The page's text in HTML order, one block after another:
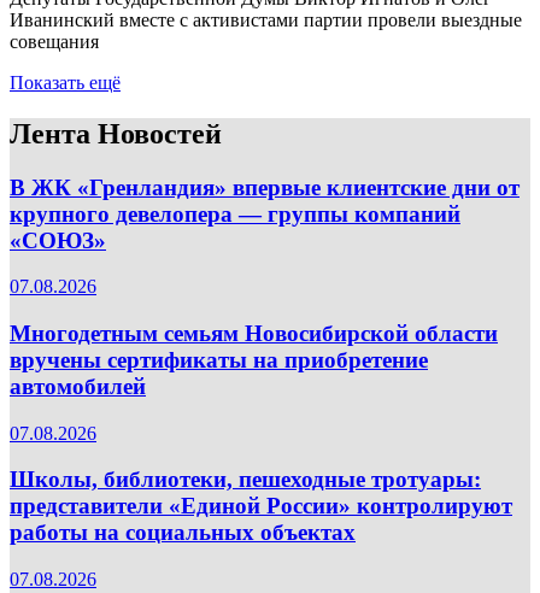
Иванинский вместе с активистами партии провели выездные
совещания
Показать ещё
Лента Новостей
В ЖК «Гренландия» впервые клиентские дни от
крупного девелопера — группы компаний
«СОЮЗ»
07.08.2026
Многодетным семьям Новосибирской области
вручены сертификаты на приобретение
автомобилей
07.08.2026
Школы, библиотеки, пешеходные тротуары:
представители «Единой России» контролируют
работы на социальных объектах
07.08.2026